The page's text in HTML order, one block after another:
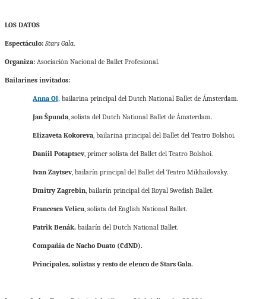
LOS DATOS
Espectáculo: Stars Gala.
Organiza: Asociación Nacional de Ballet Profesional.
Bailarines invitados:
Anna Ol, bailarina principal del Dutch National Ballet de Ámsterdam.
Jan Špunda, solista del Dutch National Ballet de Ámsterdam.
Elizaveta Kokoreva, bailarina principal del Ballet del Teatro Bolshoi.
Daniil Potaptsev, primer solista del Ballet del Teatro Bolshoi.
Ivan Zaytsev, bailarín principal del Ballet del Teatro Mikhailovsky.
Dmitry Zagrebin, bailarín principal del Royal Swedish Ballet.
Francesca Velicu, solista del English National Ballet.
Patrik Benák,bailarín del Dutch National Ballet.
Compañía de Nacho Duato (CdND).
Principales, solistas y resto de elenco de Stars Gala.